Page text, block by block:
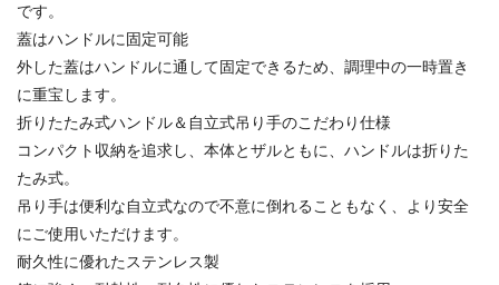
です。
蓋はハンドルに固定可能
外した蓋はハンドルに通して固定できるため、調理中の一時置き
に重宝します。
折りたたみ式ハンドル＆自立式吊り手のこだわり仕様
コンパクト収納を追求し、本体とザルともに、ハンドルは折りた
たみ式。
吊り手は便利な自立式なので不意に倒れることもなく、より安全
にご使用いただけます。
耐久性に優れたステンレス製